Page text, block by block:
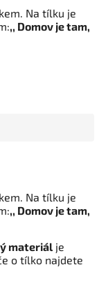
Na tílku je
,, Domov je tam,
Na tílku je
,, Domov je tam,
materiál je
o tílko najdete